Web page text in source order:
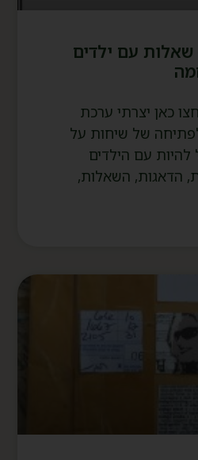
עם ילדים
יצרתי ערכת
של שיחות על
עם הילדים
השאלות,